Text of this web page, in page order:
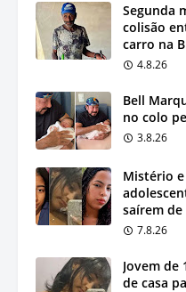
Segunda
colisão
carro na
4.8.26
Bell
no colo
3.8.26
Mistério
saírem de
7.8.26
Jovem de
de casa